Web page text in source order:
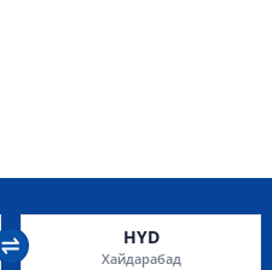
HYD
Хайдарабад